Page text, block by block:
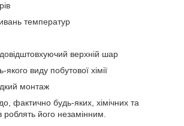
температур
верхній шар
якого виду побутової хімії
монтаж
до, фактично будь-яких, хімічних та
роблять його незамінним.